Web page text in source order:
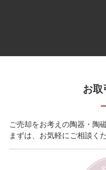
お取
ご売却をお考えの陶器・陶
まずは、お気軽にご相談く